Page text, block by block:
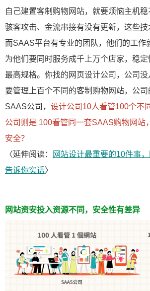
自己建置客制购物网站，就要烦恼主机
骇客攻击、金流串接有没有更新，这些技
而SAAS平台有专业的团队，他们的工作
为他们要同时服务成千上万个店家，稳
最高规格。你找的网页设计公司，公司
要管理上百个不同的客制购物网站，公
SAAS公司， 设计公司10人看管100个不
公司则是 100看管同一套SAAS购物网站
安全？
〈延伸阅读：
网站设计最重要的10件事
告诉你实话〉
网站资安投入资源不同，安全性有差异